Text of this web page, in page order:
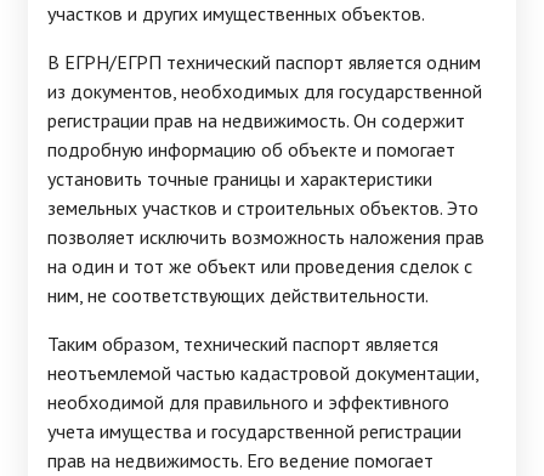
участков и других имущественных объектов.
В ЕГРН/ЕГРП технический паспорт является одним
из документов, необходимых для государственной
регистрации прав на недвижимость. Он содержит
подробную информацию об объекте и помогает
установить точные границы и характеристики
земельных участков и строительных объектов. Это
позволяет исключить возможность наложения прав
на один и тот же объект или проведения сделок с
ним, не соответствующих действительности.
Таким образом, технический паспорт является
неотъемлемой частью кадастровой документации,
необходимой для правильного и эффективного
учета имущества и государственной регистрации
прав на недвижимость. Его ведение помогает